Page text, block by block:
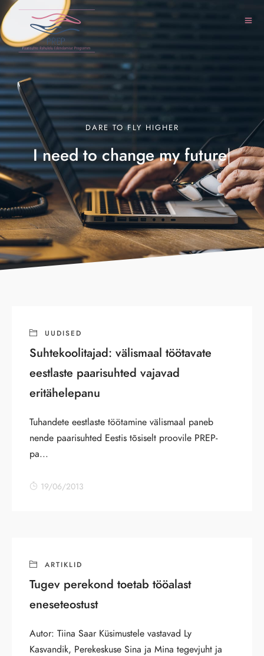
DARE TO FLY HIGHER
I need to change myfuture|
UUDISED
Suhtekoolitajad: välismaal töötavate
eestlaste paarisuhted vajavad
eritähelepanu
Tuhandete eestlaste töötamine välismaal paneb
nende paarisuhted Eestis tõsiselt proovile PREP-
pa...
19/06/2013
ARTIKLID
Tugev perekond toetab tööalast
eneseteostust
Autor: Tiina Saar Küsimustele vastavad Ly
Kasvandik, Perekeskuse Sina ja Mina tegevjuht ja